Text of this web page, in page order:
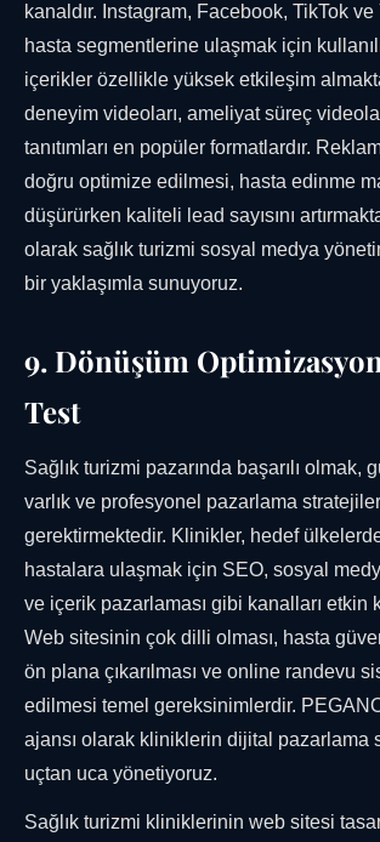
kanaldır. Instagram, Facebook, TikTok ve
hasta segmentlerine ulaşmak için
içerikler özellikle yüksek etkileşim
deneyim videoları, ameliyat süreç
tanıtımları en popüler formatlardır.
doğru optimize edilmesi, hasta edinme
düşürürken kaliteli lead sayısını
olarak sağlık turizmi sosyal medya
bir yaklaşımla sunuyoruz.
9. Dönüşüm
Test
Sağlık turizmi pazarında başarılı olmak,
varlık ve profesyonel pazarlama
gerektirmektedir. Klinikler, hedef
hastalara ulaşmak için SEO, sosyal
ve içerik pazarlaması gibi kanalları etkin
Web sitesinin çok dilli olması, hasta
ön plana çıkarılması ve online randevu
edilmesi temel gereksinimlerdir.
ajansı olarak kliniklerin dijital pazarlama
uçtan uca yönetiyoruz.
Sağlık turizmi kliniklerinin web sitesi